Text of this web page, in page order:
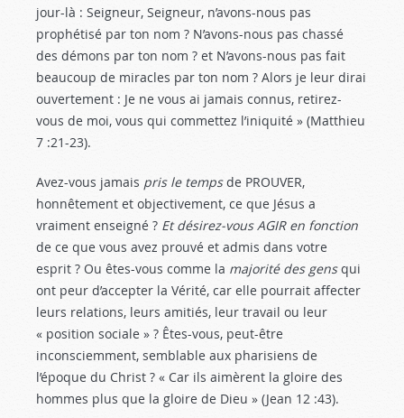
jour-là : Seigneur, Seigneur, n’avons-nous pas
prophétisé par ton nom ? N’avons-nous pas chassé
des démons par ton nom ? et N’avons-nous pas fait
beaucoup de miracles par ton nom ? Alors je leur dirai
ouvertement : Je ne vous ai jamais connus, retirez-
vous de moi, vous qui commettez l’iniquité » (Matthieu
7 :21-23).
Avez-vous jamais pris le tempsde PROUVER,
honnêtement et objectivement, ce que Jésus a
vraiment enseigné ? Et désirez-vous AGIR en fonction
de ce que vous avez prouvé et admis dans votre
esprit ? Ou êtes-vous comme la majorité des gensqui
ont peur d’accepter la Vérité, car elle pourrait affecter
leurs relations, leurs amitiés, leur travail ou leur
« position sociale » ? Êtes-vous, peut-être
inconsciemment, semblable aux pharisiens de
l’époque du Christ ? « Car ils aimèrent la gloire des
hommes plus que la gloire de Dieu » (Jean 12 :43).